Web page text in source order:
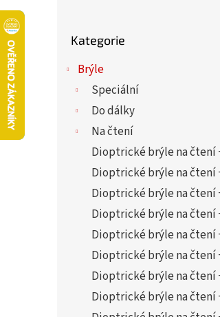
kategorie
Kategorie
Brýle
Speciální
Do dálky
Na čtení
Dioptrické brýle na čtení
Dioptrické brýle na čtení
Dioptrické brýle na čtení
Dioptrické brýle na čtení
Dioptrické brýle na čtení
Dioptrické brýle na čtení
Dioptrické brýle na čtení
Dioptrické brýle na čtení